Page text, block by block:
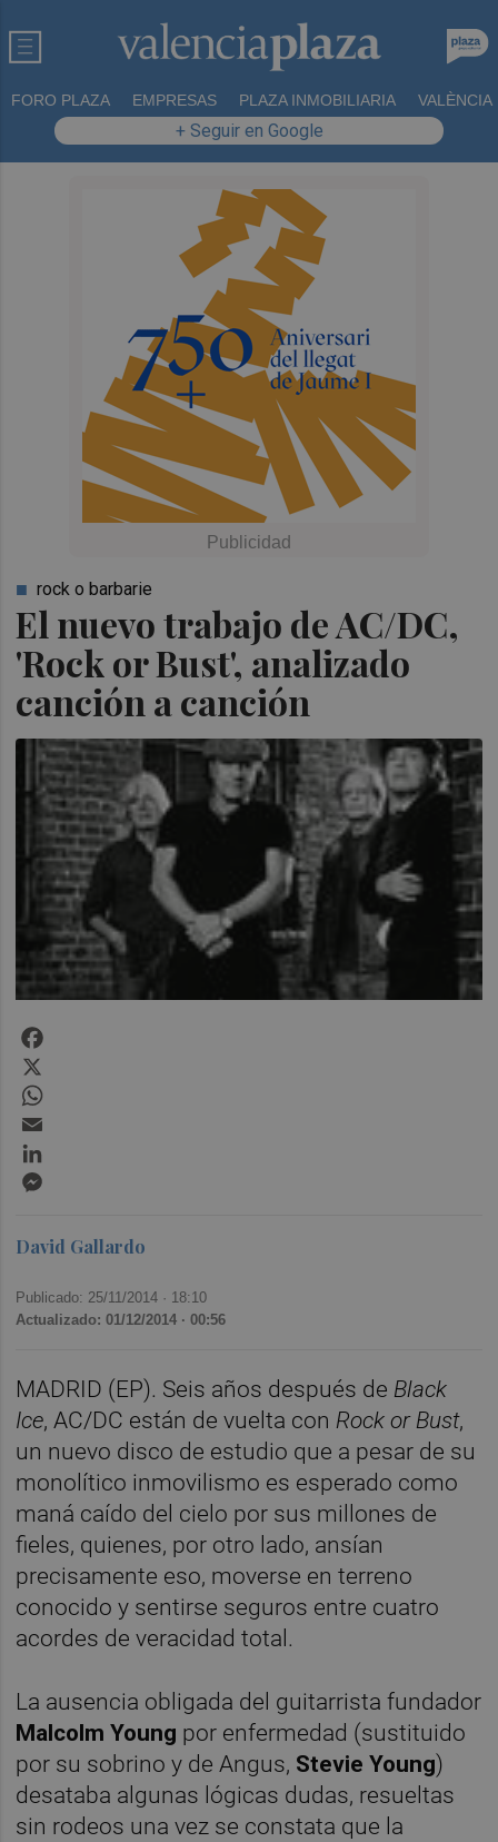
FORO PLAZA EMPRESAS PLAZA INMOBILIARIA VALÈNCIA
+ Seguir en Google
El nuevo trabajo de AC/DC,
'Rock or Bust', analizado
canción a canción
rock o barbarie
David Gallardo
Publicado: 25/11/2014 · 18:10
Actualizado: 01/12/2014 · 00:56
MADRID (EP). Seis años después de Black
Ice, AC/DC están de vuelta con Rock or Bust,
un nuevo disco de estudio que a pesar de su
monolítico inmovilismo es esperado como
maná caído del cielo por sus millones de
fieles, quienes, por otro lado, ansían
precisamente eso, moverse en terreno
conocido y sentirse seguros entre cuatro
acordes de veracidad total.
La ausencia obligada del guitarrista fundador
Malcolm Young por enfermedad (sustituido
por su sobrino y de Angus, Stevie Young)
desataba algunas lógicas dudas, resueltas
sin rodeos una vez se constata que la